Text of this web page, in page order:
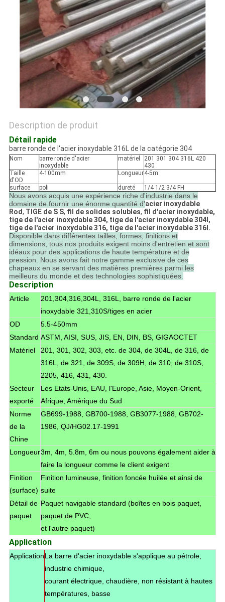
PRIVACY
POLICY
Description de produit
Détail rapide
barre ronde de l'acier inoxydable 316L de la catégorie 304
Nom
barre ronde d'acier
inoxydable
matériel
201 301 304 316L 420
430
Taille
d'OD
4-100mm Longueur4-5m
surface poli dureté 1/4 1/2 3/4 FH
Nous avons acquis une expérience riche d'industrie dans le
domaine de fournir une énorme quantité d'acier inoxydable
Rod, TIGE de S S, fil de solides solubles, fil d'acier inoxydable,
tige de l'acier inoxydable 304, tige de l'acier inoxydable 304l,
tige de l'acier inoxydable 316, tige de l'acier inoxydable 316l.
Disponible dans différentes tailles, formes, finitions et
dimensions, tous nos produits exigent moins d'entretien et sont
idéaux pour des applications de haute température et de
pression. Nous avons fait notre gamme exclusive de ces
chapeaux en se servant des matières premières parmi les
meilleurs du monde et des technologies sophistiquées.
Description
Article
201,304,316,304L, 316L, barre ronde de l'acier
inoxydable 321,310S/tiges en acier
OD
5.5-450mm
Standard ASTM, AISI, SUS, JIS, EN, DIN, BS, GIGAOCTET
Matériel
201, 301, 302, 303, etc. de 304, de 304L, de 316, de
316L, de 321, de 309S, de 309H, de 310, de 310S,
2205, 416, 431, 430.
Secteur
exporté
Les Etats-Unis, EAU, l'Europe, Asie, Moyen-Orient,
Afrique, Amérique du Sud
Norme
de la
Chine
GB699-1988, GB700-1988, GB3077-1988, GB702-
1986, QJ/HG02.17-1991
Longueur3m, 4m, 5.8m, 6m ou nous pouvons également aider à
faire la longueur comme le client exigent
Finition
(surface)
Finition lumineuse, finition foncée huilée et ainsi de
suite
Détail de
paquet
Paquet navigable standard (boîtes en bois paquet,
paquet de PVC,
et l'autre paquet)
Application
ApplicationLa barre d'acier inoxydable s'applique au pétrole,
industrie chimique,
courant électrique, chaudière, non résistant à hautes
températures, basse